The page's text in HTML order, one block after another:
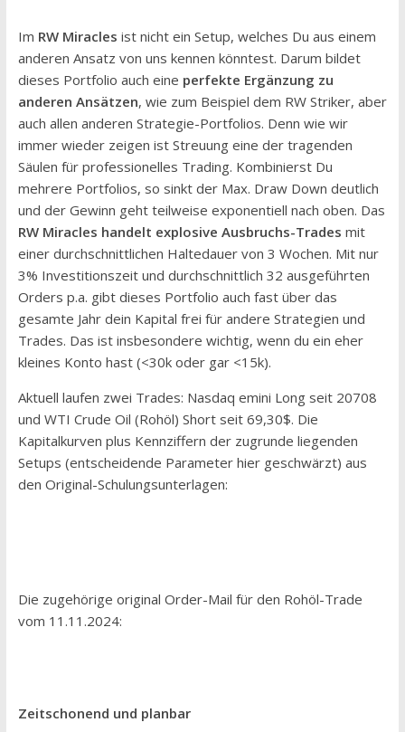
Im RW Miracles ist nicht ein Setup, welches Du aus einem
anderen Ansatz von uns kennen könntest. Darum bildet
dieses Portfolio auch eine perfekte Ergänzung zu
anderen Ansätzen, wie zum Beispiel dem RW Striker, aber
auch allen anderen Strategie-Portfolios. Denn wie wir
immer wieder zeigen ist Streuung eine der tragenden
Säulen für professionelles Trading. Kombinierst Du
mehrere Portfolios, so sinkt der Max. Draw Down deutlich
und der Gewinn geht teilweise exponentiell nach oben. Das
RW Miracles handelt explosive Ausbruchs-Trades mit
einer durchschnittlichen Haltedauer von 3 Wochen. Mit nur
3% Investitionszeit und durchschnittlich 32 ausgeführten
Orders p.a. gibt dieses Portfolio auch fast über das
gesamte Jahr dein Kapital frei für andere Strategien und
Trades. Das ist insbesondere wichtig, wenn du ein eher
kleines Konto hast (<30k oder gar <15k).
Aktuell laufen zwei Trades: Nasdaq emini Long seit 20708
und WTI Crude Oil (Rohöl) Short seit 69,30$. Die
Kapitalkurven plus Kennziffern der zugrunde liegenden
Setups (entscheidende Parameter hier geschwärzt) aus
den Original-Schulungsunterlagen:
Die zugehörige original Order-Mail für den Rohöl-Trade
vom 11.11.2024:
Zeitschonend und planbar